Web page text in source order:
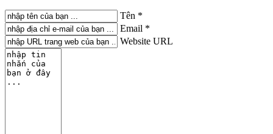
Tên *
Email *
Website URL